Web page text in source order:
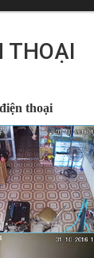
THOẠI
thoại